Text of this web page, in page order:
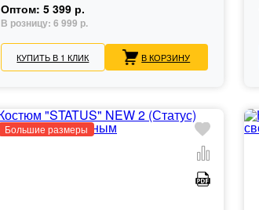
Оптом: 5 399 р.
В розницу: 6 999 р.
КУПИТЬ В 1 КЛИК В КОРЗИНУ
Большие размеры